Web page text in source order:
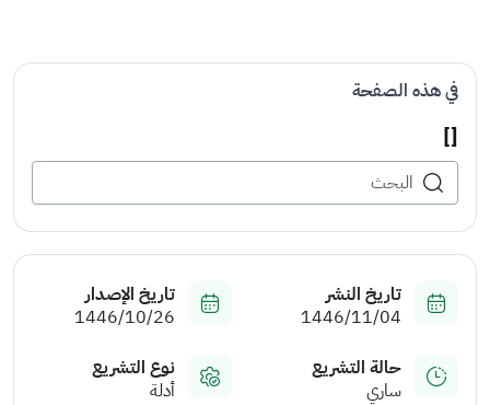
في هذه الصفحة
[]
تاريخ النشر
1446/11/04
تاريخ الإصدار
1446/10/26
حالة التشريع
ساري
نوع التشريع
أدلة